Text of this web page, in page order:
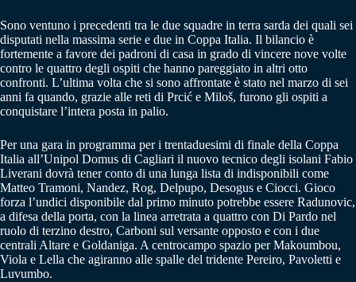
Sono ventuno i precedenti tra le due squadre in terra sarda dei quali sei
disputati nella massima serie e due in Coppa Italia. Il bilancio è
fortemente a favore dei padroni di casa in grado di vincere nove volte
contro le quattro degli ospiti che hanno pareggiato in altri otto
confronti. L’ultima volta che si sono affrontate è stato nel marzo di sei
anni fa quando, grazie alle reti di Prcić e Miloš, furono gli ospiti a
conquistare l’intera posta in palio.
Per una gara in programma per i trentaduesimi di finale della Coppa
Italia all’Unipol Domus di Cagliari il nuovo tecnico degli isolani Fabio
Liverani dovrà tener conto di una lunga lista di indisponibili come
Matteo Tramoni, Nandez, Rog, Delpupo, Desogus e Ciocci. Gioco
forza l’undici disponibile dal primo minuto potrebbe essere Radunovic,
a difesa della porta, con la linea arretrata a quattro con Di Pardo nel
ruolo di terzino destro, Carboni sul versante opposto e con i due
centrali Altare e Goldaniga. A centrocampo spazio per Makoumbou,
Viola e Lella che agiranno alle spalle del tridente Pereiro, Pavoletti e
Luvumbo.